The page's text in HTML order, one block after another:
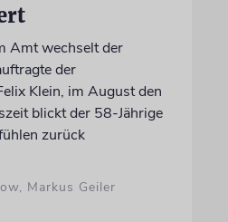
Amt wechselt der
der
Klein, im August den
blickt der 58-Jährige
zurück
Markus Geiler